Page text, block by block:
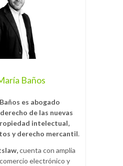
Baños
es abogado
de las nuevas
intelectual,
y derecho mercantil.
cuenta con amplia
electrónico y